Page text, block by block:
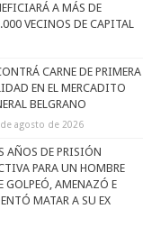
A MÁS DE
VECINOS DE CAPITAL
CARNE DE PRIMERA
EN EL MERCADITO
BELGRANO
agosto de 2026
AÑOS DE PRISIÓN
PARA UN HOMBRE
GOLPEÓ, AMENAZÓ E
MATAR A SU EX